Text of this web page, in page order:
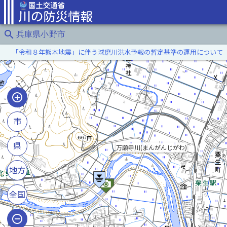
search 兵庫県小野市
万願寺川(まんがんじがわ)
「令和８年熊本地震」に伴う球磨川洪水予報の暫定基準の運用について
市
県
地方
全国